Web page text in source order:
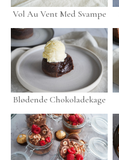
Vol Au Vent Med Svampe
Blødende Chokoladekage